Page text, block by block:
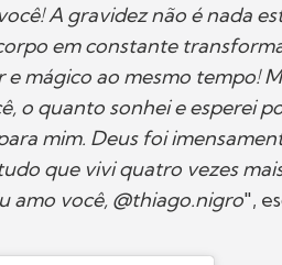
A gravidez não é nada
em constante
mágico ao mesmo tempo!
o quanto sonhei e esperei
mim. Deus foi
que vivi quatro vezes
amo você, @thiago.nigro",